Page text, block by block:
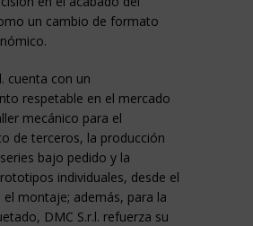
un cambio de formato
cuenta con un
respetable en el mercado
mecánico para el
de terceros, la producción
bajo pedido y la
individuales, desde el
montaje; además, para la
DMC S.r.l. refuerza su